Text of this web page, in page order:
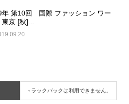
年 第10回 国際 ファッション ワー
京 [秋]...
トラックバックは利用できません。